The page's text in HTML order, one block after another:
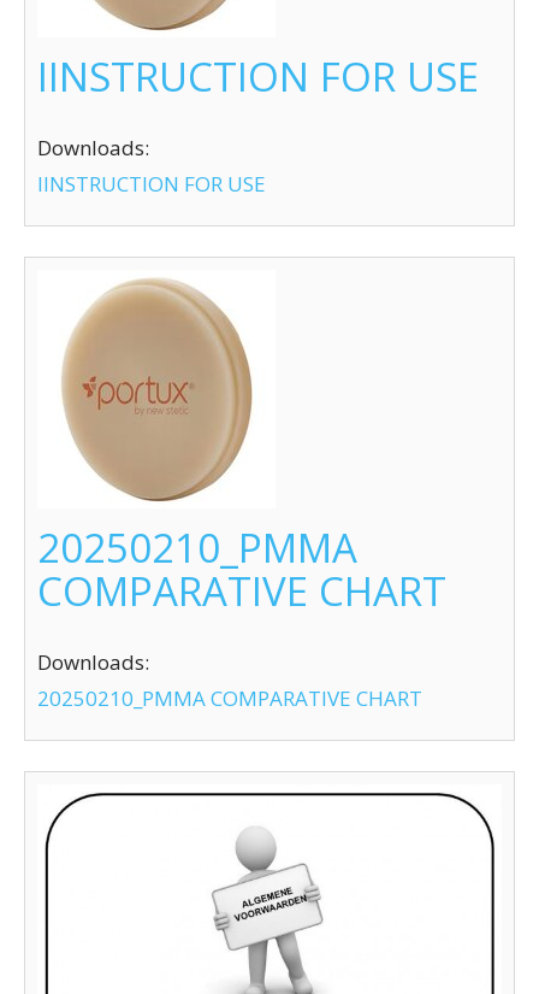
IINSTRUCTION FOR USE
Downloads:
IINSTRUCTION FOR USE
20250210_PMMA
COMPARATIVE CHART
Downloads:
20250210_PMMA COMPARATIVE CHART